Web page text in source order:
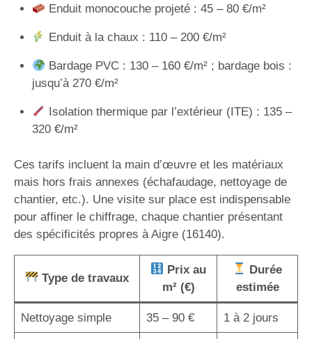
Enduit monocouche projeté : 45 – 80 €/m²
Enduit à la chaux : 110 – 200 €/m²
Bardage PVC : 130 – 160 €/m² ; bardage bois :
jusqu’à 270 €/m²
Isolation thermique par l’extérieur (ITE) : 135 –
320 €/m²
Ces tarifs incluent la main d’œuvre et les matériaux
mais hors frais annexes (échafaudage, nettoyage de
chantier, etc.). Une visite sur place est indispensable
pour affiner le chiffrage, chaque chantier présentant
des spécificités propres à Aigre (16140).
Type de travaux
Prix au
m² (€)
Durée
estimée
Nettoyage simple 35 – 90 € 1 à 2 jours